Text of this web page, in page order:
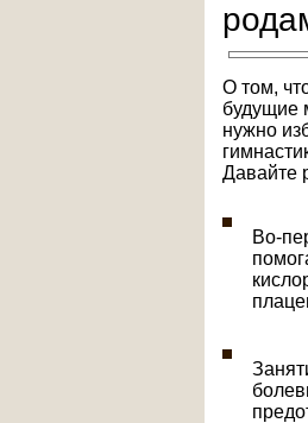
О том,
будущие
нужно
Давайте
Во-